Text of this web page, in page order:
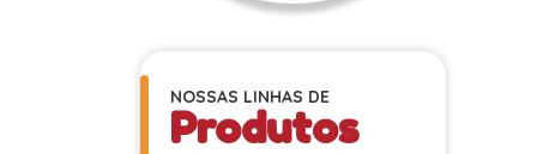
NOSSAS LINHAS DE
Produtos